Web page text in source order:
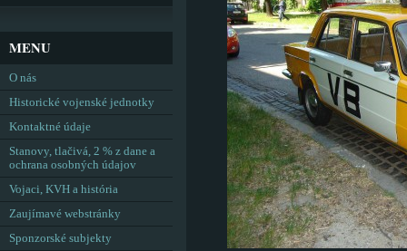
MENU
O nás
Historické vojenské jednotky
Kontaktné údaje
Stanovy, tlačivá, 2 % z dane a
ochrana osobných údajov
Vojaci, KVH a história
Zaujímavé webstránky
Sponzorské subjekty